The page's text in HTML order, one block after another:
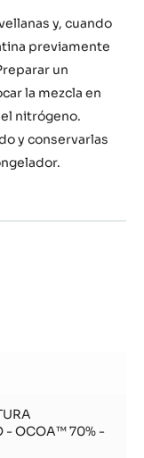
y, cuando
previamente
un
la mezcla en
nitrógeno.
y conservarlas
- OCOA™ 70% -